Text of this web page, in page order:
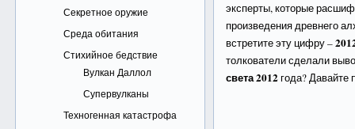
Секретное оружие
Среда обитания
Стихийное бедствие
Вулкан Даллол
Супервулканы
Техногенная катастрофа
эксперты, которые
произведения древнего
встретите эту цифру –
толкователи сделали
света 2012года? Давайте